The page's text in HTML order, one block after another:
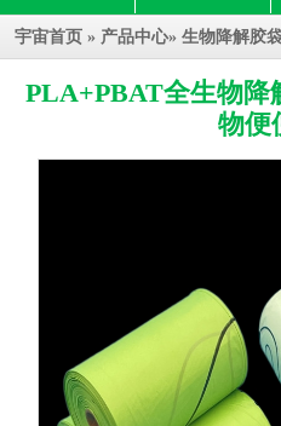
宇宙首页 » 产品中心» 生物降解胶
PLA+PBAT全生物降
物便